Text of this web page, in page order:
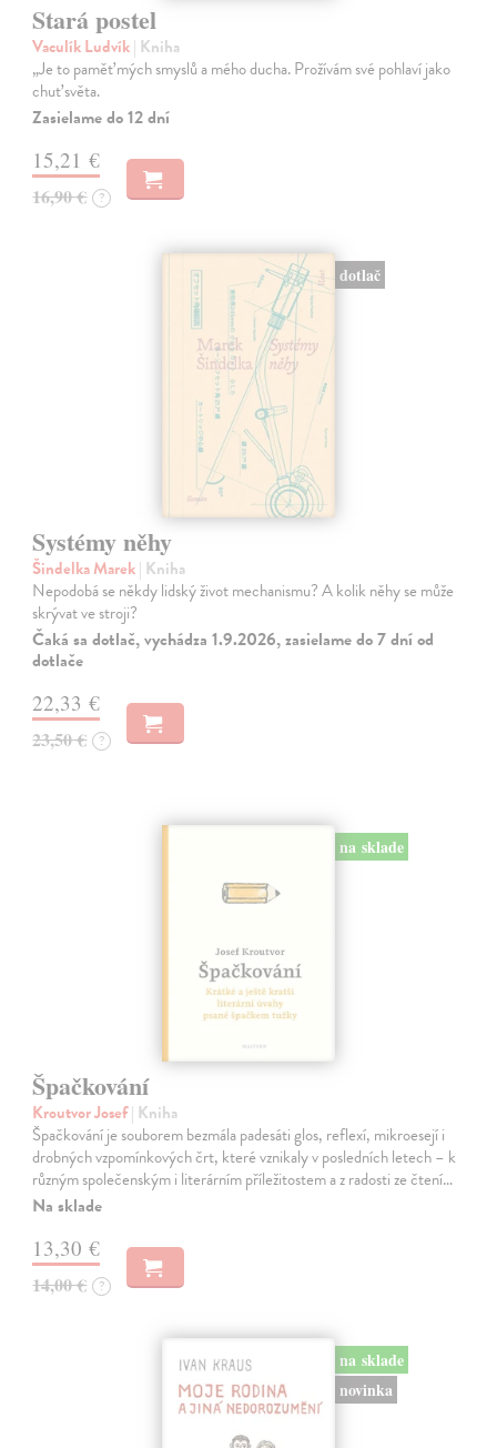
Stará postel
Vaculík Ludvík| Kniha
„Je to paměť mých smyslů a mého ducha. Prožívám své pohlaví jako
chuť světa.
Zasielame do 12 dní
15,21 €
16,90 € ?
dotlač
Systémy něhy
Šindelka Marek| Kniha
Nepodobá se někdy lidský život mechanismu? A kolik něhy se může
skrývat ve stroji?
Čaká sa dotlač, vychádza 1.9.2026, zasielame do 7 dní od
dotlače
22,33 €
23,50 € ?
na sklade
Špačkování
Kroutvor Josef| Kniha
Špačkování je souborem bezmála padesáti glos, reflexí, mikroesejí i
drobných vzpomínkových črt, které vznikaly v posledních letech – k
různým společenským i literárním příležitostem a z radosti ze čtení…
Na sklade
13,30 €
14,00 € ?
na sklade
novinka